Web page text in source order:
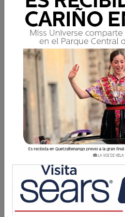
Resultados para:
VOCES DE MAMÁ EXPLORA
EPISODIO LA MATERNIDAD Y
La Voz de Xela presenta el tercer
aclamado podcast Voces de
convergencia entre la
Transmitido el reciente
programa es conducido por
La Voz de Xela presenta el
aclamado podcast Voces de
la convergencia entre la
arte. Transmitido el reciente
programa es conducido por